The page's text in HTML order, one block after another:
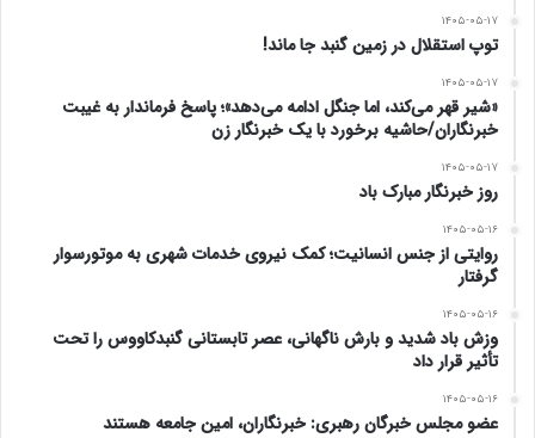
۱۴۰۵-۰۵-۱۷
توپ استقلال در زمین گنبد جا ماند!
۱۴۰۵-۰۵-۱۷
«شیر قهر می‌کند، اما جنگل ادامه می‌دهد»؛ پاسخ فرماندار به غیبت
خبرنگاران/حاشیه برخورد با یک خبرنگار زن
۱۴۰۵-۰۵-۱۷
روز خبرنگار مبارک باد
۱۴۰۵-۰۵-۱۶
روایتی از جنس انسانیت؛ کمک نیروی خدمات شهری به موتورسوار
گرفتار
۱۴۰۵-۰۵-۱۶
وزش باد شدید و بارش ناگهانی، عصر تابستانی گنبدکاووس را تحت
تأثیر قرار داد
۱۴۰۵-۰۵-۱۶
عضو مجلس خبرگان رهبری: خبرنگاران، امین جامعه هستند